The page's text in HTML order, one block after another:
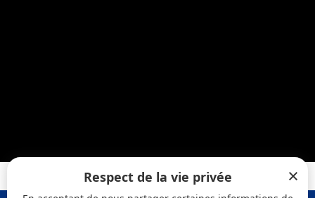
Respect de la vie privée